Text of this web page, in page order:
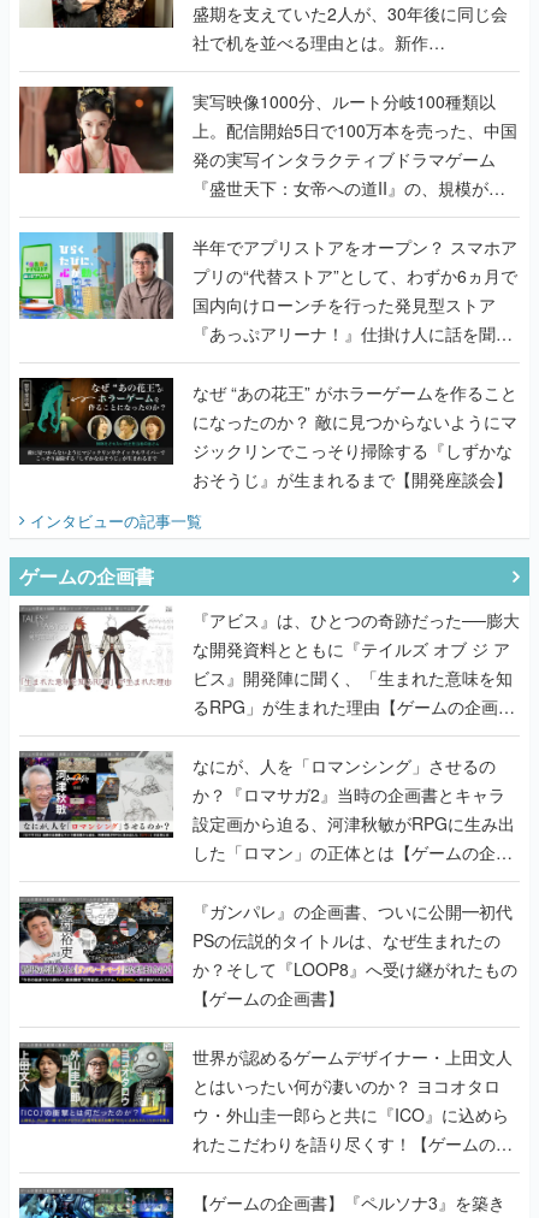
盛期を支えていた2人が、30年後に同じ会
社で机を並べる理由とは。新作
『TATSUJIN EXTREME』で初タッグを組
んだレジェンド2人に訊く開発秘話
実写映像1000分、ルート分岐100種類以
上。配信開始5日で100万本を売った、中国
発の実写インタラクティブドラマゲーム
『盛世天下：女帝への道II』の、規模が違
うこだわりをプロデューサーに聞いた
半年でアプリストアをオープン？ スマホア
プリの“代替ストア”として、わずか6ヵ月で
国内向けローンチを行った発見型ストア
『あっぷアリーナ！』仕掛け人に話を聞い
てみた
なぜ “あの花王” がホラーゲームを作ること
になったのか？ 敵に見つからないようにマ
ジックリンでこっそり掃除する『しずかな
おそうじ』が生まれるまで【開発座談会】
インタビューの記事一覧
ゲームの企画書
『アビス』は、ひとつの奇跡だった──膨大
な開発資料とともに『テイルズ オブ ジ ア
ビス』開発陣に聞く、「生まれた意味を知
るRPG」が生まれた理由【ゲームの企画
書】
なにが、人を「ロマンシング」させるの
か？『ロマサガ2』当時の企画書とキャラ
設定画から迫る、河津秋敏がRPGに生み出
した「ロマン」の正体とは【ゲームの企画
書】
『ガンパレ』の企画書、ついに公開━初代
PSの伝説的タイトルは、なぜ生まれたの
か？そして『LOOP8』へ受け継がれたもの
【ゲームの企画書】
世界が認めるゲームデザイナー・上田文人
とはいったい何が凄いのか？ ヨコオタロ
ウ・外山圭一郎らと共に『ICO』に込めら
れたこだわりを語り尽くす！【ゲームの企
画書】
【ゲームの企画書】『ペルソナ3』を築き